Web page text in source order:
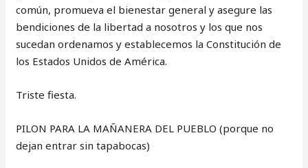
común, promueva el bienestar general y asegure las
bendiciones de la libertad a nosotros y los que nos
sucedan ordenamos y establecemos la Constitución de
los Estados Unidos de América.
Triste fiesta.
PILON PARA LA MAÑANERA DEL PUEBLO (porque no
dejan entrar sin tapabocas)